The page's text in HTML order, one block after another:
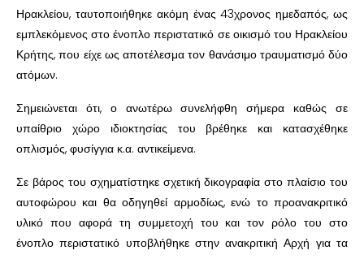
Ηρακλείου, ταυτοποιήθηκε ακόμη ένας 43χρονος ημεδαπός, ως
εμπλεκόμενος στο ένοπλο περιστατικό σε οικισμό του Ηρακλείου
Κρήτης, που είχε ως αποτέλεσμα τον θανάσιμο τραυματισμό δύο
ατόμων.
Σημειώνεται ότι, ο ανωτέρω συνελήφθη σήμερα καθώς σε
υπαίθριο χώρο ιδιοκτησίας του βρέθηκε και κατασχέθηκε
οπλισμός, φυσίγγια κ.α. αντικείμενα.
Σε βάρος του σχηματίστηκε σχετική δικογραφία στο πλαίσιο του
αυτοφώρου και θα οδηγηθεί αρμοδίως, ενώ το προανακριτικό
υλικό που αφορά τη συμμετοχή του και τον ρόλο του στο
ένοπλο περιστατικό υποβλήθηκε στην ανακριτική Αρχή για τα